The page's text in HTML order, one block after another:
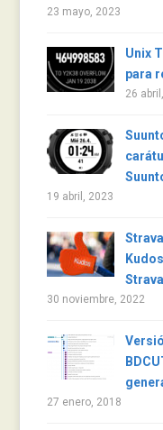
23 mayo, 2023
Unix
para
26
19 abril, 2023
30 noviembre, 2022
27 enero, 2018